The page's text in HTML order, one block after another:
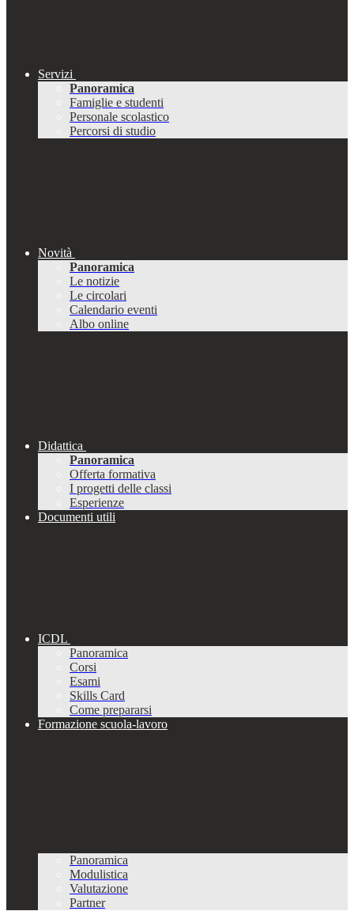
Servizi
Panoramica
Famiglie e studenti
Personale scolastico
Percorsi di studio
Novità
Panoramica
Le notizie
Le circolari
Calendario eventi
Albo online
Didattica
Panoramica
Offerta formativa
I progetti delle classi
Esperienze
Documenti utili
ICDL
Panoramica
Corsi
Esami
Skills Card
Come prepararsi
Formazione scuola-lavoro
Panoramica
Modulistica
Valutazione
Partner